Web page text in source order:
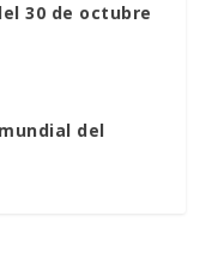
30 de octubre
mundial del